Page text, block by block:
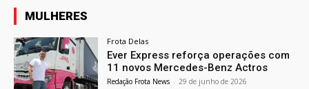
MULHERES
Frota Delas
Ever Express reforça operações com
11 novos Mercedes-Benz Actros
Redação Frota News - 29 de junho de 2026